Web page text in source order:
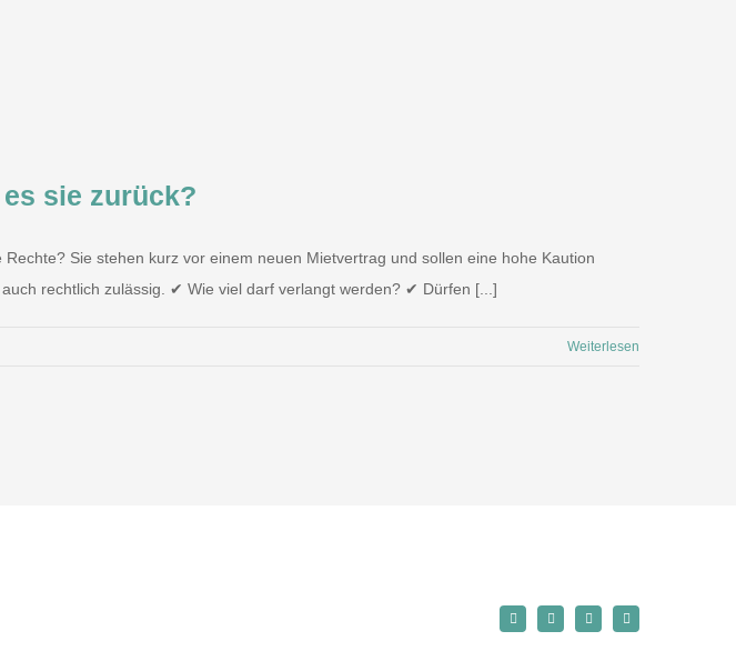
sie zurück?
Sie stehen kurz vor einem neuen Mietvertrag und sollen eine hohe Kaution
rechtlich zulässig. ✔ Wie viel darf verlangt werden? ✔ Dürfen [...]
Weiterlesen